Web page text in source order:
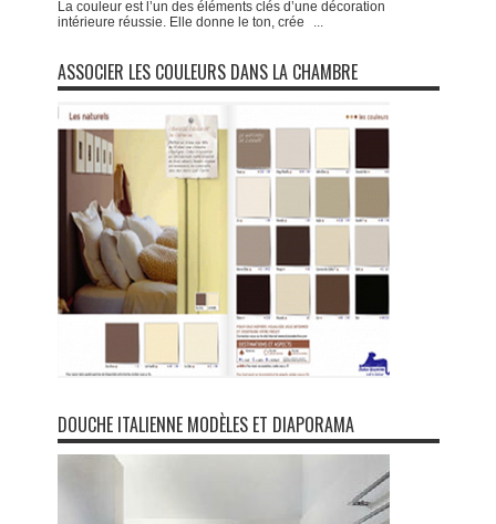
La couleur est l’un des éléments clés d’une décoration
intérieure réussie. Elle donne le ton, crée
...
ASSOCIER LES COULEURS DANS LA CHAMBRE
DOUCHE ITALIENNE MODÈLES ET DIAPORAMA